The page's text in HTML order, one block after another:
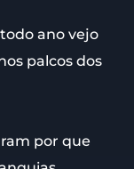
ano vejo
palcos dos
por que